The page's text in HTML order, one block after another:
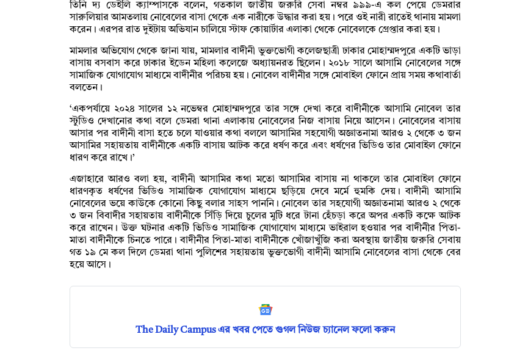
তিনি দ্য ডেইলি ক্যাম্পাসকে বলেন, গতকাল জাতীয় জরুরি সেবা নম্বর ৯৯৯-এ কল পেয়ে ডেমরার
সারুলিয়ার আমতলায় নোবেলের বাসা থেকে এক নারীকে উদ্ধার করা হয়। পরে ওই নারী রাতেই থানায় মামলা
করেন। এরপর রাত দুইটায় অভিযান চালিয়ে স্টাফ কোয়ার্টার এলাকা থেকে নোবেলকে গ্রেপ্তার করা হয়।
মামলার অভিযোগ থেকে জানা যায়, মামলার বাদীনী ভুক্তভোগী কলেজছাত্রী ঢাকার মোহাম্মদপুরে একটি ভাড়া
বাসায় বসবাস করে ঢাকার ইডেন মহিলা কলেজে অধ্যায়নরত ছিলেন। ২০১৮ সালে আসামি নোবেলের সঙ্গে
সামাজিক যোগাযোগ মাধ্যমে বাদীনীর পরিচয় হয়। নোবেল বাদীনীর সঙ্গে মোবাইল ফোনে প্রায় সময় কথাবার্তা
বলতেন।
‘একপর্যায়ে ২০২৪ সালের ১২ নভেম্বর মোহাম্মদপুরে তার সঙ্গে দেখা করে বাদীনীকে আসামি নোবেল তার
স্টুডিও দেখানোর কথা বলে ডেমরা থানা এলাকায় নোবেলের নিজ বাসায় নিয়ে আসেন। নোবেলের বাসায়
আসার পর বাদীনী বাসা হতে চলে যাওয়ার কথা বললে আসামির সহযোগী অজ্ঞাতনামা আরও ২ থেকে ৩ জন
আসামির সহায়তায় বাদীনীকে একটি বাসায় আটক করে ধর্ষণ করে এবং ধর্ষণের ভিডিও তার মোবাইল ফোনে
ধারণ করে রাখে।’
এজাহারে আরও বলা হয়, বাদীনী আসামির কথা মতো আসামির বাসায় না থাকলে তার মোবাইল ফোনে
ধারণকৃত ধর্ষণের ভিডিও সামাজিক যোগাযোগ মাধ্যমে ছড়িয়ে দেবে মর্মে হুমকি দেয়। বাদীনী আসামি
নোবেলের ভয়ে কাউকে কোনো কিছু বলার সাহস পাননি। নোবেল তার সহযোগী অজ্ঞাতনামা আরও ২ থেকে
৩ জন বিবাদীর সহায়তায় বাদীনীকে সিঁড়ি দিয়ে চুলের মুটি ধরে টানা হেঁচড়া করে অপর একটি কক্ষে আটক
করে রাখেন। উক্ত ঘটনার একটি ভিডিও সামাজিক যোগাযোগ মাধ্যমে ভাইরাল হওয়ার পর বাদীনীর পিতা-
মাতা বাদীনীকে চিনতে পারে। বাদীনীর পিতা-মাতা বাদীনীকে খোঁজাখুঁজি করা অবস্থায় জাতীয় জরুরি সেবায়
গত ১৯ মে কল দিলে ডেমরা থানা পুলিশের সহায়তায় ভুক্তভোগী বাদীনী আসামি নোবেলের বাসা থেকে বের
হয়ে আসে।
The Daily Campus এর খবর পেতে গুগল নিউজ চ্যানেল ফলো করুন